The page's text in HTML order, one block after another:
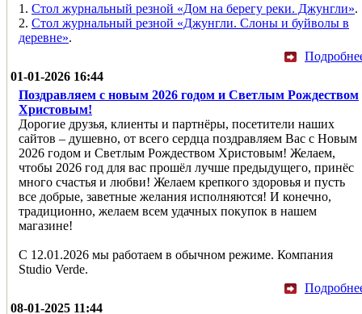
1. Стол журнальный резной «Дом на берегу реки. Джунгли».
2. Стол журнальный резной «Джунгли. Слоны и буйволы в
деревне».
01-01-2026 16:44
Поздравляем с новым 2026 годом и Светлым Рождеством
Христовым!
Дорогие друзья, клиенты и партнёры, посетители наших
сайтов – душевно, от всего сердца поздравляем Вас с Новым
2026 годом и Светлым Рождеством Христовым! Желаем,
чтобы 2026 год для вас прошёл лучше предыдущего, принёс
много счастья и любви! Желаем крепкого здоровья и пусть
все добрые, заветные желания исполняются! И конечно,
традиционно, желаем всем удачных покупок в нашем
магазине!
С 12.01.2026 мы работаем в обычном режиме. Компания
Studio Verde.
08-01-2025 11:44